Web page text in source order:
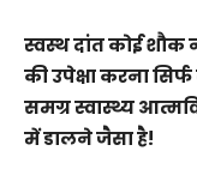
स्वस्थ दांत कोई
की उपेक्षा करना
समग्र स्वास्थ्य
में डालने जैसा है!